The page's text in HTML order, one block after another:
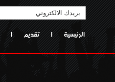
الرئيسية | تقديم |